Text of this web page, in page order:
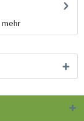
mehr